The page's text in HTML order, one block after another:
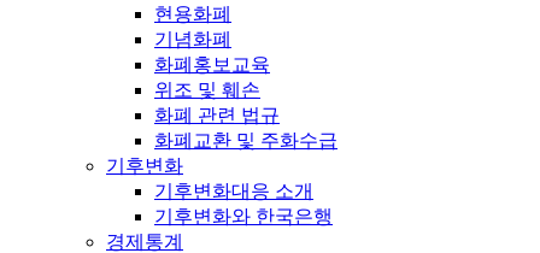
현용화폐
기념화폐
화폐홍보교육
위조 및 훼손
화폐 관련 법규
화폐교환 및 주화수급
기후변화
기후변화대응 소개
기후변화와 한국은행
경제통계